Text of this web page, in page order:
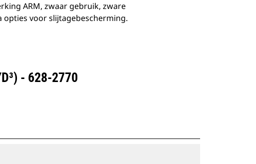
ARM, zwaar gebruik, zware
voor slijtagebescherming.
- 628-2770